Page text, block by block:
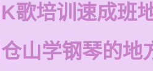
歌培训速成班
山学钢琴的地